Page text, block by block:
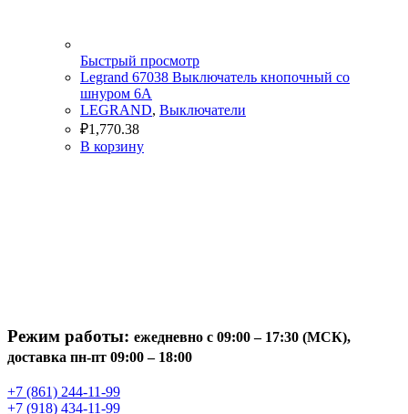
Быстрый просмотр
Legrand 67038 Выключатель кнопочный со
шнуром 6А
LEGRAND, Выключатели
₽1,770.38
В корзину
Режим работы: ежедневно с 09:00 – 17:30 (МСК),
доставка пн-пт 09:00 – 18:00
+7 (861) 244-11-99
+7 (918) 434-11-99